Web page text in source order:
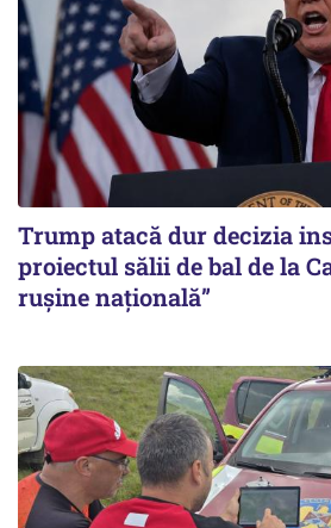
Trump atacă dur decizia
proiectul sălii de bal de la
ruşine naţională”